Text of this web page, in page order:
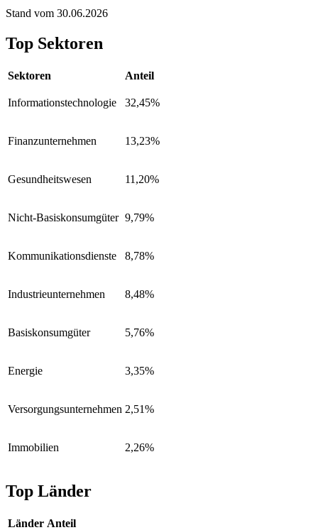
Stand vom 30.06.2026
Top Sektoren
Sektoren Anteil
Informationstechnologie 32,45%
Finanzunternehmen 13,23%
Gesundheitswesen 11,20%
Nicht-Basiskonsumgüter 9,79%
Kommunikationsdienste 8,78%
Industrieunternehmen 8,48%
Basiskonsumgüter 5,76%
Energie 3,35%
Versorgungsunternehmen 2,51%
Immobilien 2,26%
Top Länder
Länder Anteil